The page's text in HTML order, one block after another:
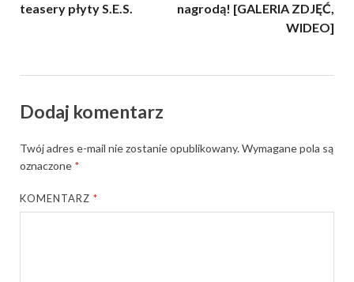
teasery płyty S.E.S.
nagrodą! [GALERIA ZDJĘĆ,
WIDEO]
Dodaj komentarz
Twój adres e-mail nie zostanie opublikowany.Wymagane pola są
oznaczone *
KOMENTARZ*